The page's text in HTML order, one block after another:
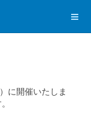
に開催いたしま